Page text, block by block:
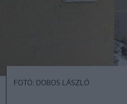
FOTÓ: DOBOS LÁSZLÓ